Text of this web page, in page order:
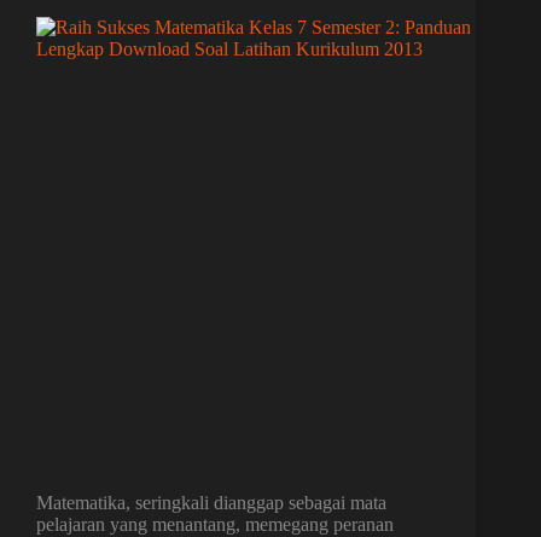
Matematika, seringkali dianggap sebagai mata
pelajaran yang menantang, memegang peranan